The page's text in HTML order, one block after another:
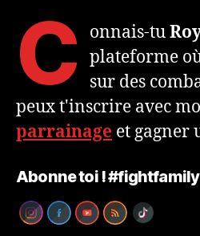
C onnais-tu
plateforme
sur des
peux t'inscrire avec
parrainage et gagner
Abonne toi ! #fightfamily